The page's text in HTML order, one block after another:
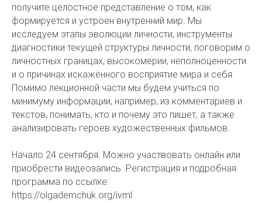
получите целостное представление о том, как
формируется и устроен внутренний мир. Мы
исследуем этапы эволюции личности, инструменты
диагностики текущей структуры личности, поговорим о
личностных границах, высокомерии, неполноценности
и о причинах искажённого восприятие мира и себя.
Помимо лекционной части мы будем учиться по
минимуму информации, например, из комментариев и
текстов, понимать, кто и почему это пишет, а также
анализировать героев художественных фильмов.
Начало 24 сентября. Можно участвовать онлайн или
приобрести видеозапись. Регистрация и подробная
программа по ссылке:
https://olgademchuk.org/ivml